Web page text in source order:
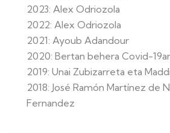
2023: Alex Odriozola
2022: Alex Odriozola
2021: Ayoub Adandour
2020: Bertan behera Covid-
2019: Unai Zubizarreta eta
2018: José Ramón Martínez de
Fernandez